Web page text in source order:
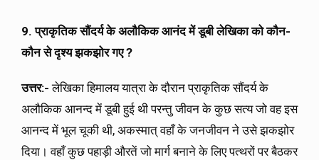
9. प्राकृतिक सौंदर्य के अलौकिक आनंद में डूबी लेखिका को कौन-
कौन से दृश्य झकझोर गए?
उत्तर:-लेखिका हिमालय यात्रा के दौरान प्राकृतिक सौंदर्य के
अलौकिक आनन्द में डूबी हुई थी परन्तु जीवन के कुछ सत्य जो वह इस
आनन्द में भूल चूकी थी, अकस्मात् वहाँ के जनजीवन ने उसे झकझोर
दिया। वहाँ कुछ पहाड़ी औरतें जो मार्ग बनाने के लिए पत्थरों पर बैठकर